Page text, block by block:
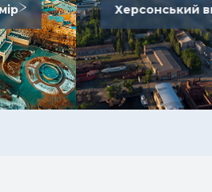
Херсонський